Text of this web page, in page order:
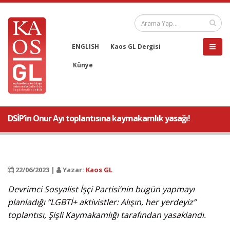
ENGLISH Kaos GL Dergisi
Künye
DSİP’in Onur Ayı toplantısına kaymakamlık yasağı!
22/06/2023 | Yazar: Kaos GL
Devrimci Sosyalist İşçi Partisi’nin bugün yapmayı
planladığı “LGBTİ+ aktivistler: Alışın, her yerdeyiz”
toplantısı, Şişli Kaymakamlığı tarafından yasaklandı.